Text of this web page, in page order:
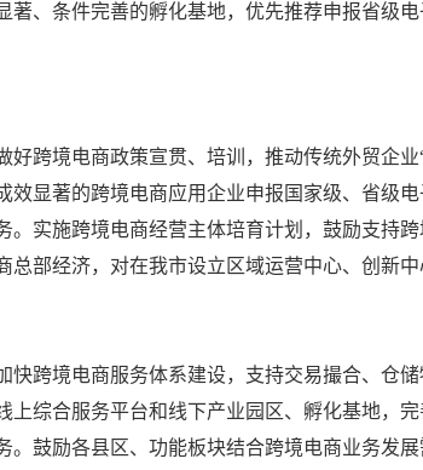
、条件完善的孵化基地，优先推荐申报省级电
好跨境电商政策宣贯、培训，推动传统外贸企
效显著的跨境电商应用企业申报国家级、省级
。实施跨境电商经营主体培育计划，鼓励支持
总部经济，对在我市设立区域运营中心、创新
快跨境电商服务体系建设，支持交易撮合、仓
上综合服务平台和线下产业园区、孵化基地，
。鼓励各县区、功能板块结合跨境电商业务发